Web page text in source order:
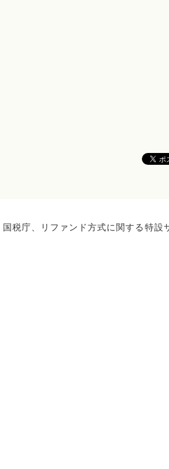
国税庁、リファンド方式に関する特設